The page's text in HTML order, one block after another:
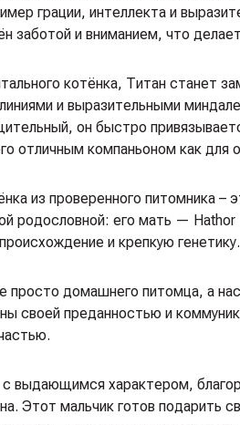
грации, интеллекта и
заботой и вниманием, что
котёнка, Титан
и выразительными
он быстро
отличным компаньоном как для
из проверенного питомника
родословной: его мать —
и крепкую генетику.
просто домашнего питомца, а
своей преданностью и
выдающимся характером,
Этот мальчик готов